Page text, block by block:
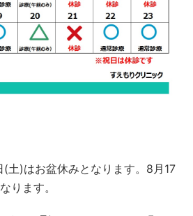
土)はお盆休みとなります。8月17
ります。